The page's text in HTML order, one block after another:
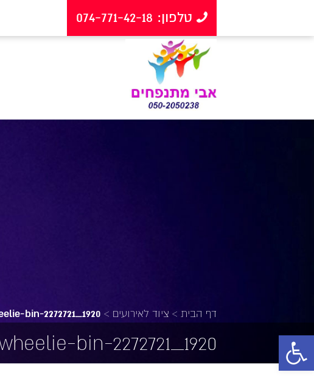
פתח סרגל נגישות
טלפון: 074-771-42-18
דף הבית > ציוד לאירועים >
bin-2272721_1920
bin-2272721_1920